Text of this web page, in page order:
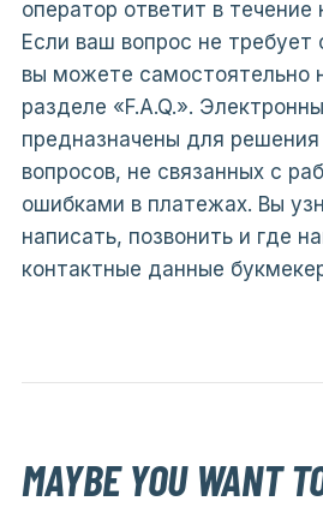
оператор ответит в течение
Если ваш вопрос не требует
вы можете самостоятельно
разделе «F.A.Q.».
предназначены для
вопросов, не связанных с
ошибками в платежах. Вы
написать, позвонить и где
контактные данные
MAYBE YOU WANT